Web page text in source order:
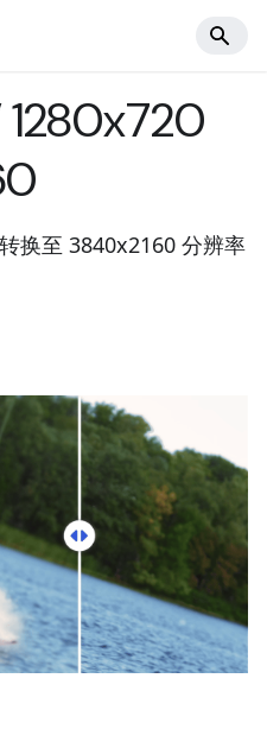
1280x720
换至 3840x2160 分辨率